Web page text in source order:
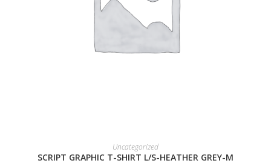
READ MORE
Uncategorized
SCRIPT GRAPHIC T-SHIRT L/S-HEATHER GREY-M